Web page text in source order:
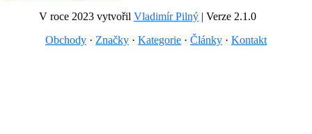
V roce 2023 vytvořil Vladimír Pilný | Verze 2.1.0
Obchody · Značky · Kategorie · Články · Kontakt